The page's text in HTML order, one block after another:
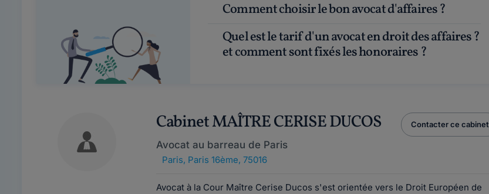
Comment choisir le bon avocat d'affaires ?
Quel est le tarif d'un avocat en droit des affaires ?
et comment sont fixés les honoraires ?
Cabinet MAÎTRE CERISE DUCOS
Avocat au barreau de Paris
Paris, Paris 16ème, 75016
Contacter ce cabinet
Avocat à la Cour Maître Cerise Ducos s'est orientée vers le Droit Européen de